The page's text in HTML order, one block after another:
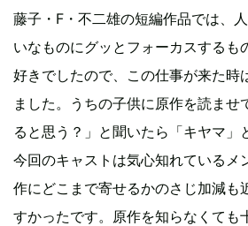
藤子・F・不二雄の短編作品では、
いなものにグッとフォーカスするも
好きでしたので、この仕事が来た時
ました。うちの子供に原作を読ませ
ると思う？」と聞いたら「キヤマ」
今回のキャストは気心知れているメ
作にどこまで寄せるかのさじ加減も
すかったです。原作を知らなくても